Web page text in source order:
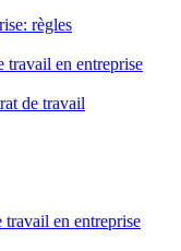
règles
travail en entreprise
de travail
en entreprise